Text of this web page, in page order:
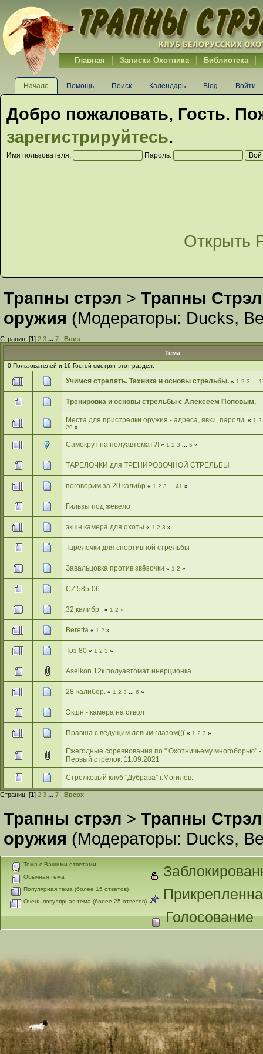
Главная Записки Охотника Библиотека
Начало Помощь Поиск Календарь Blog Войти
Добро пожаловать, Гость.
зарегистрируйтесь.
Имя пользователя: Пароль:
Открыть
Трапны стрэл > Трапны Стрэл
оружия (Модераторы: Ducks,
Страниц: [1] 2 3 ... 7
Вниз
Тема
0 Пользователей и 16 Гостей смотрят этот раздел.
Учимся стрелять. Техника и основы стрельбы. « 1 2 3
Тренировка и основы стрельбы с Алексеем Поповым.
Места для пристрелки оружия - адреса, явки, пароли. « 1 2
29 »
Самокрут на полуавтомат?! « 1 2 3 5 »
ТАРЕЛОЧКИ для ТРЕНИРОВОЧНОЙ СТРЕЛЬБЫ
поговорим за 20 калибр « 1 2 3 41 »
Гильзы под жевело
экшн камера для охоты « 1 2 3 »
Тарелочки для спортивной стрельбы
Завальцовка против звёзочки « 1 2 »
CZ 585-06
32 калибр . « 1 2 »
Beretta « 1 2 »
Тоз 80 « 1 2 3 »
Aselkon 12к полуавтомат инерционка
28-калибер. « 1 2 3 6 »
Экшн - камера на ствол
Правша с ведущим левым глазом((( « 1 2 3 »
Ежегодные соревнования по " Охотничьему многоборью" -
Первый стрелок. 11.09.2021
Стрелковый клуб "Дубрава" г.Могилёв.
Страниц: [1] 2 3 ... 7 Вверх
Трапны стрэл > Трапны Стрэл
оружия (Модераторы: Ducks,
Тема с Вашими ответами
Обычная тема
Популярная тема (более 15 ответов)
Очень популярная тема (более 25 ответов)
Голосование